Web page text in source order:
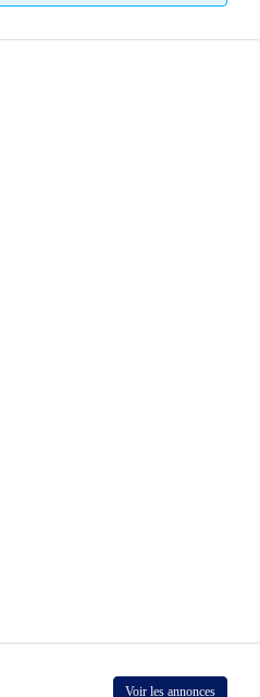
Voir les annonces